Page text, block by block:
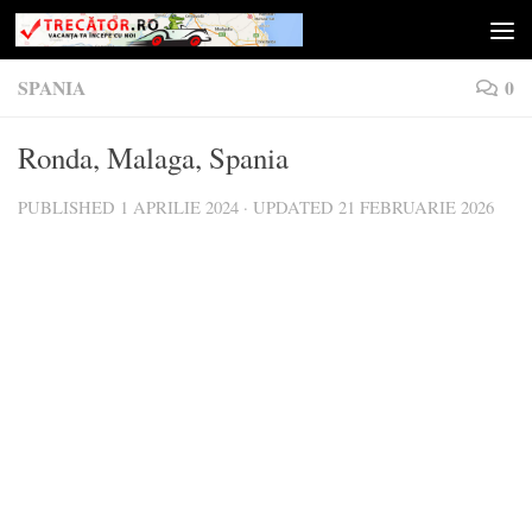
Skip to content
SPANIA 0
Ronda, Malaga, Spania
PUBLISHED 1 APRILIE 2024 · UPDATED 21 FEBRUARIE 2026